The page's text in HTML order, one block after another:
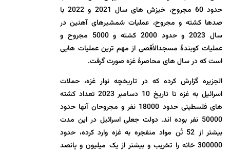
حدود 60 مجروح، خیزش های سال 2021 و 2022 با
صدها کشته و مجروح، عملیات شمشیرهای آهنین در
سال 2023 و حدود 2000 کشته و 5000 مجروح و
عملیات کوبندۀ مسجدالأقصی از مهم ترین عملیات هایی
است که در سال های محاصرۀ غزه صورت گرفت.
الجزیره گزارش کرده که در تاریخچه نوار غزه، حملات
اسرائیل به غزه تا تاریخ 10 دسامبر 2023 تعداد کشته
های فلسطینی حدود 18000 نفر و مجروحان آنها حدود
50000 نفر بوده اند. دولت جعلی اسرائیل در این مدت
بیشتر از 52 تُن مواد منفجره به غزه وارد کرده، حدود
300000 خانه را تخریب و بیشتر از یک میلیون و پانصد